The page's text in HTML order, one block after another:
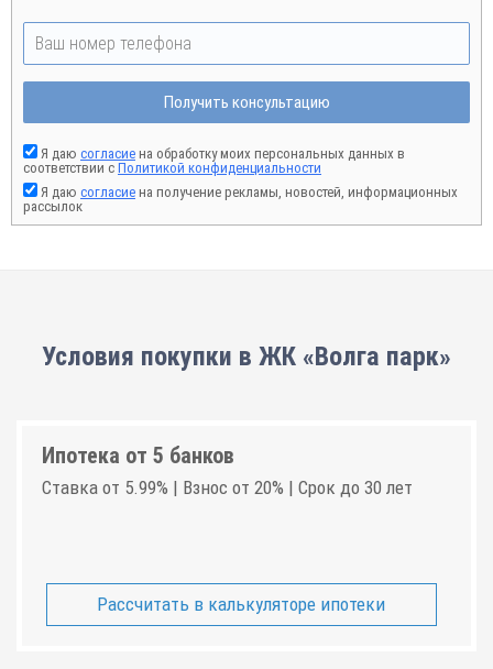
Получить консультацию
Я даю согласие на обработку моих персональных данных в
соответствии с Политикой конфиденциальности
Я даю согласие на получение рекламы, новостей, информационных
рассылок
Условия покупки в ЖК «Волга парк»
Ипотека от 5 банков
Ставка от 5.99% | Взнос от 20% | Срок до 30 лет
Рассчитать в калькуляторе ипотеки